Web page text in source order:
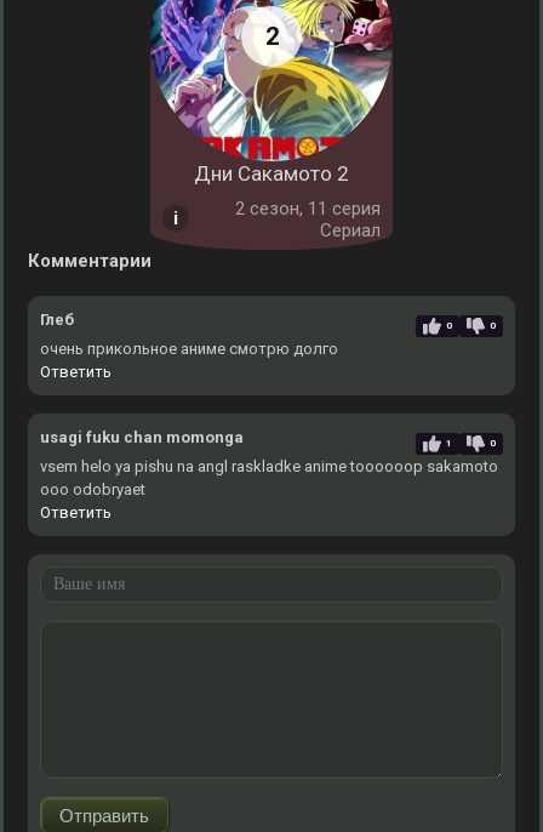
Дни Сакамото 2
2 cезон, 11 серия
Сериал
Комментарии
Глеб 0 0
очень прикольное аниме смотрю долго
Ответить
usagi fuku chan momonga 1 0
vsem helo ya pishu na angl raskladke anime toooooop sakamoto
ooo odobryaet
Ответить